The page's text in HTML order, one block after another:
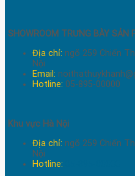
SHOWROOM TRƯNG BÀY SẢN
Địa chỉ: ngõ 259 Chiến
Nội
Email:
Hotline: 05-895-00000
Khu vực Hà Nội
Địa chỉ: ngõ 259 Chiến
Nội
Hotline: